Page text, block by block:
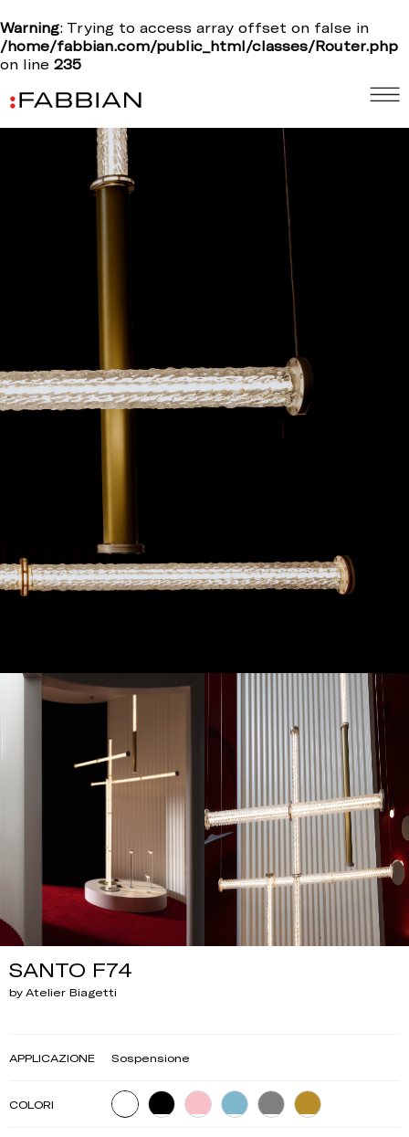
Warning: Trying to access array offset on false in
/home/fabbian.com/public_html/classes/Router.php
on line 235
SANTO F74
by Atelier Biagetti
APPLICAZIONE Sospensione
COLORI